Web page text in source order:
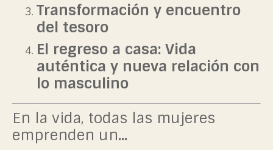
Transformación y encuentro
del tesoro
El regreso a casa: Vida
auténtica y nueva relación con
lo masculino
En la vida, todas las mujeres
emprenden un...